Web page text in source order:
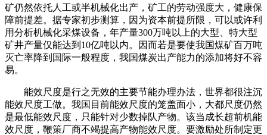
矿仍然依托人工或半机械化出产，矿工的劳动强度大，健康保
障前提差。据专家初步测算，因为资本前提所限，可以或许利
用分析机械化采煤设备，年产量300万吨以上的大型、特大型
矿井产量仅能达到10亿吨以内。因而若是要使我国煤矿百万吨
灭亡率降到国际一般程度，我国煤炭出产能力的添加将好不容
易。
能效尺度是行之无效的主要节能办理办法，世界都很注沉
能效尺度工做。我国目前能效尺度的笼盖面小，大都尺度仍然
是最低能效尺度，只能针对少数掉队产物。该当成长超前机能
效尺度，鞭策厂商不竭提高产物能效尺度。要激励处所制定更